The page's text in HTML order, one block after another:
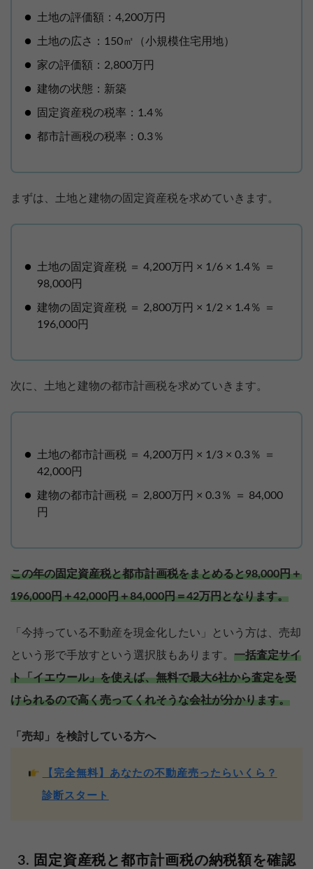
土地の評価額：4,200万円
土地の広さ：150㎡（小規模住宅用地）
家の評価額：2,800万円
建物の状態：新築
固定資産税の税率：1.4％
都市計画税の税率：0.3％
まずは、土地と建物の固定資産税を求めていきます。
土地の固定資産税 ＝ 4,200万円 × 1/6 × 1.4％ ＝
98,000円
建物の固定資産税 ＝ 2,800万円 × 1/2 × 1.4％ ＝
196,000円
次に、土地と建物の都市計画税を求めていきます。
土地の都市計画税 ＝ 4,200万円 × 1/3 × 0.3％ ＝
42,000円
建物の都市計画税 ＝ 2,800万円 × 0.3％ ＝ 84,000
円
この年の固定資産税と都市計画税をまとめると98,000円＋
196,000円＋42,000円＋84,000円＝42万円となります。
「今持っている不動産を現金化したい」という方は、売却
という形で手放すという選択肢もあります。 一括査定サイ
ト「イエウール」を使えば、無料で最大6社から査定を受
けられるので高く売ってくれそうな会社が分かります。
「売却」を検討している方へ
【完全無料】あなたの不動産売ったらいくら？
診断スタート
固定資産税と都市計画税の納税額を確認